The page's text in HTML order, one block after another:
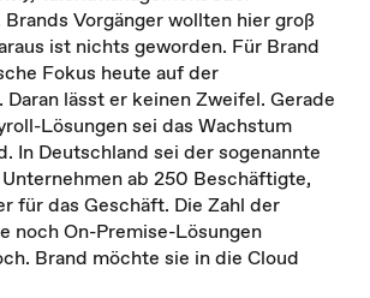
Vorgänger wollten hier groß
ist nichts geworden. Für Brand
Fokus heute auf der
lässt er keinen Zweifel. Gerade
Lösungen sei das Wachstum
In Deutschland sei der sogenannte
ab 250 Beschäftigte,
für das Geschäft. Die Zahl der
noch On-Premise-Lösungen
Brand möchte sie in die Cloud